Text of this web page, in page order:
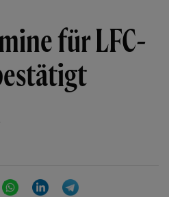
für LFC-
WhatsAppLinkedIn